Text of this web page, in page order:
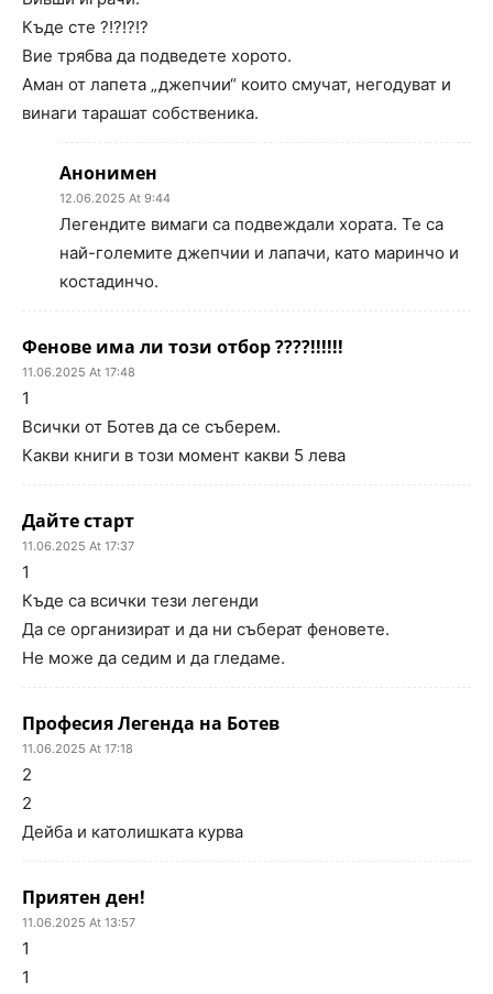
Къде сте ?!?!?!?
Вие трябва да подведете хорото.
Аман от лапета „джепчии“ които смучат, негодуват и
винаги тарашат собственика.
Анонимен
12.06.2025 At 9:44
Легендите вимаги са подвеждали хората. Те са
най-големите джепчии и лапачи, като маринчо и
костадинчо.
Фенове има ли този отбор ????!!!!!!
11.06.2025 At 17:48
1
Всички от Ботев да се съберем.
Какви книги в този момент какви 5 лева
Дайте старт
11.06.2025 At 17:37
1
Къде са всички тези легенди
Да се организират и да ни съберат феновете.
Не може да седим и да гледаме.
Професия Легенда на Ботев
11.06.2025 At 17:18
2
2
Дейба и католишката курва
Приятен ден!
11.06.2025 At 13:57
1
1